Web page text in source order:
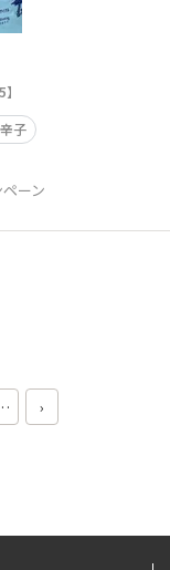
子
ーン
›